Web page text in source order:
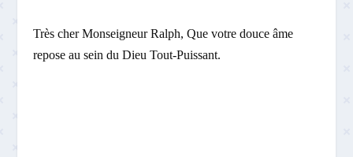
Très cher Monseigneur Ralph, Que votre douce âme
repose au sein du Dieu Tout-Puissant.